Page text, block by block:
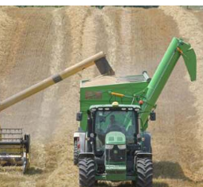
kisebb, 780 millió tonnás
a figyelmet cikkében Fórián
Központ vezető